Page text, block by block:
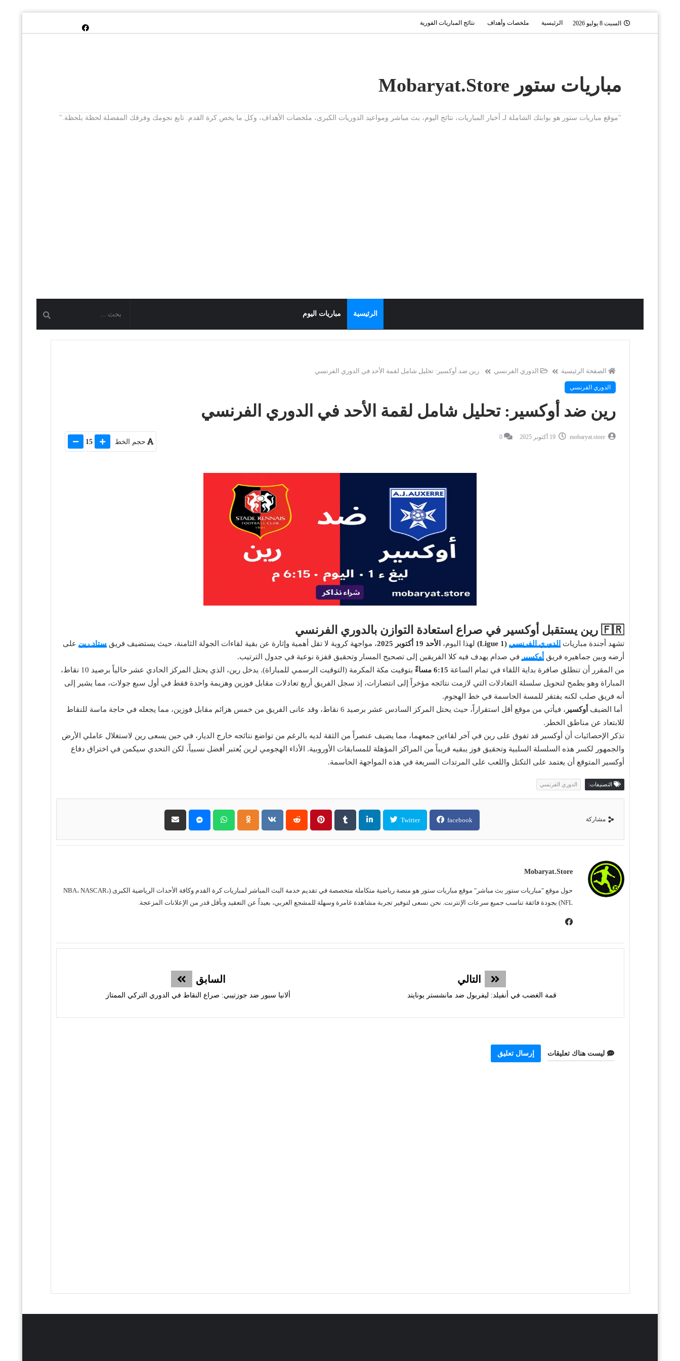
السبت 8 يوليو 2026 الرئيسية ملخصات وأهداف نتائج المباريات الفورية
مباريات ستور Mobaryat.Store
"موقع مباريات ستور هو بوابتك الشاملة لـ أخبار المباريات، نتائج اليوم، بث مباشر ومواعيد الدوريات الكبرى، ملخصات الأهداف، وكل ما يخص كرة القدم. تابع نجومك وفرقك المفضلة لحظة بلحظة."
الرئيسية مباريات اليوم
الصفحة الرئيسية الدوري الفرنسي رين ضد أوكسير: تحليل شامل لقمة الأحد في الدوري الفرنسي
الدوري الفرنسي
رين ضد أوكسير: تحليل شامل لقمة الأحد في الدوري الفرنسي
mobaryat.store 19 أكتوبر 2025 0
حجم الخط 15
🇫🇷 رين يستقبل أوكسير في صراع استعادة التوازن بالدوري الفرنسي
تشهد أجندة مباريات الدوري الفرنسي (Ligue 1) لهذا اليوم، الأحد 19 أكتوبر 2025 ، مواجهة كروية لا تقل أهمية وإثارة عن بقية لقاءات الجولة الثامنة، حيث يستضيف فريق ستاد رين على
أرضه وبين جماهيره فريق أوكسير في صدام يهدف فيه كلا الفريقين إلى تصحيح المسار وتحقيق قفزة نوعية في جدول الترتيب.
من المقرر أن تنطلق صافرة بداية اللقاء في تمام الساعة 6:15 مساءً
بتوقيت مكة المكرمة (التوقيت الرسمي للمباراة). يدخل رين، الذي يحتل المركز الحادي عشر حالياً برصيد 10 نقاط،
المباراة وهو يطمح لتحويل سلسلة التعادلات التي لازمت نتائجه مؤخراً إلى انتصارات، إذ سجل الفريق أربع تعادلات مقابل فوزين وهزيمة واحدة فقط في أول سبع جولات، مما يشير إلى
أنه فريق صلب لكنه يفتقر للمسة الحاسمة في خط الهجوم.
أما الضيف أوكسير
، فيأتي من موقع أقل استقراراً، حيث يحتل المركز السادس عشر برصيد 6 نقاط، وقد عانى الفريق من خمس هزائم مقابل فوزين، مما يجعله في حاجة ماسة للنقاط
للابتعاد عن مناطق الخطر.
تذكر الإحصائيات أن أوكسير قد تفوق على رين في آخر لقاءين جمعهما، مما يضيف عنصراً من الثقة لديه بالرغم من تواضع نتائجه خارج الديار، في حين يسعى رين لاستغلال عاملي الأرض
والجمهور لكسر هذه السلسلة السلبية وتحقيق فوز يبقيه قريباً من المراكز المؤهلة للمسابقات الأوروبية. الأداء الهجومي لرين يُعتبر أفضل نسبياً، لكن التحدي سيكمن في اختراق دفاع
أوكسير المتوقع أن يعتمد على التكتل واللعب على المرتدات السريعة في هذه المواجهة الحاسمة.
التصنيفات: الدوري الفرنسي
مشاركة facebook
Twitter
Mobaryat.store
حول موقع "مباريات ستور بث مباشر" موقع مباريات ستور هو منصة رياضية متكاملة متخصصة في تقديم خدمة البث المباشر لمباريات كرة القدم وكافة الأحداث الرياضية الكبرى (NBA، NASCAR،
NFL) بجودة فائقة تناسب جميع سرعات الإنترنت. نحن نسعى لتوفير تجربة مشاهدة غامرة وسهلة للمشجع العربي، بعيداً عن التعقيد وبأقل قدر من الإعلانات المزعجة.
التالي
قمة الغضب في أنفيلد: ليفربول ضد مانشستر يونايتد
السابق
ألانيا سبور ضد جوزتيبي: صراع النقاط في الدوري التركي الممتاز
ليست هناك تعليقات إرسال تعليق